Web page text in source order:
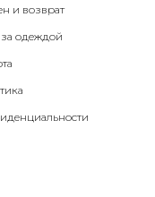
и возврат
одеждой